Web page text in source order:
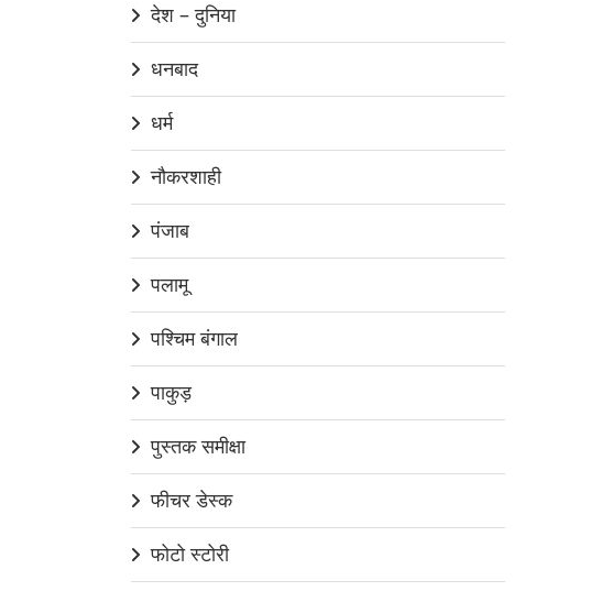
देश – दुनिया
धनबाद
धर्म
नौकरशाही
पंजाब
पलामू
पश्चिम बंगाल
पाकुड़
पुस्तक समीक्षा
फीचर डेस्क
फोटो स्टोरी